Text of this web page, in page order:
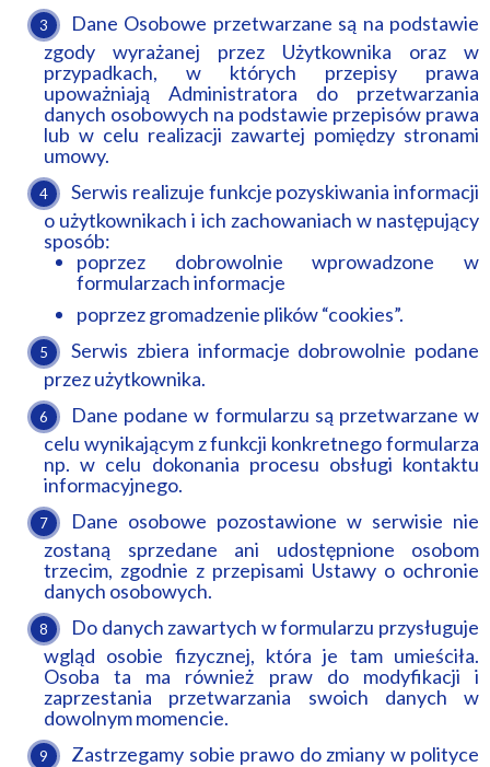
Dane Osobowe przetwarzane są na podstawie
zgody wyrażanej przez Użytkownika oraz w
przypadkach, w których przepisy prawa
upoważniają Administratora do przetwarzania
danych osobowych na podstawie przepisów prawa
lub w celu realizacji zawartej pomiędzy stronami
umowy.
Serwis realizuje funkcje pozyskiwania informacji
o użytkownikach i ich zachowaniach w następujący
sposób:
poprzez dobrowolnie wprowadzone w
formularzach informacje
poprzez gromadzenie plików “cookies”.
Serwis zbiera informacje dobrowolnie podane
przez użytkownika.
Dane podane w formularzu są przetwarzane w
celu wynikającym z funkcji konkretnego formularza
np. w celu dokonania procesu obsługi kontaktu
informacyjnego.
Dane osobowe pozostawione w serwisie nie
zostaną sprzedane ani udostępnione osobom
trzecim, zgodnie z przepisami Ustawy o ochronie
danych osobowych.
Do danych zawartych w formularzu przysługuje
wgląd osobie fizycznej, która je tam umieściła.
Osoba ta ma również praw do modyfikacji i
zaprzestania przetwarzania swoich danych w
dowolnym momencie.
Zastrzegamy sobie prawo do zmiany w polityce